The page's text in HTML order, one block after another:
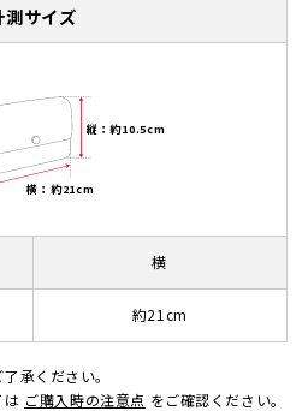
測サイズ
縦：約10.5cm
横：約21cm
横
約21cm
承ください。
は ご購入時の注意点 をご確認ください。